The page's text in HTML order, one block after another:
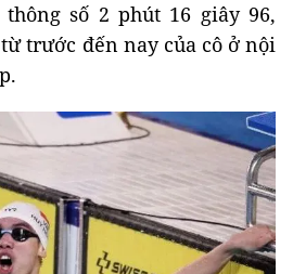
số 2 phút 16 giây 96,
trước đến nay của cô ở nội